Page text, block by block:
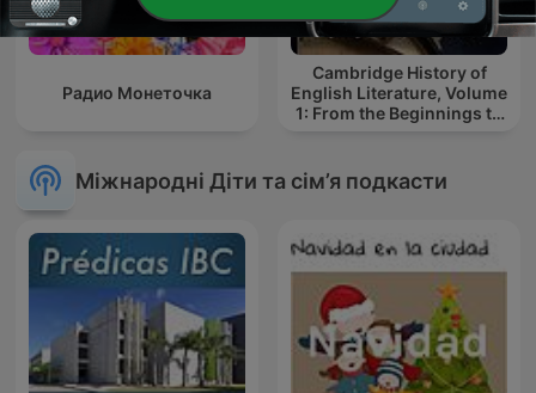
Радио Монеточка
Cambridge History of
English Literature, Volume
1: From the Beginnings to
Міжнародні Діти та сім’я подкасти